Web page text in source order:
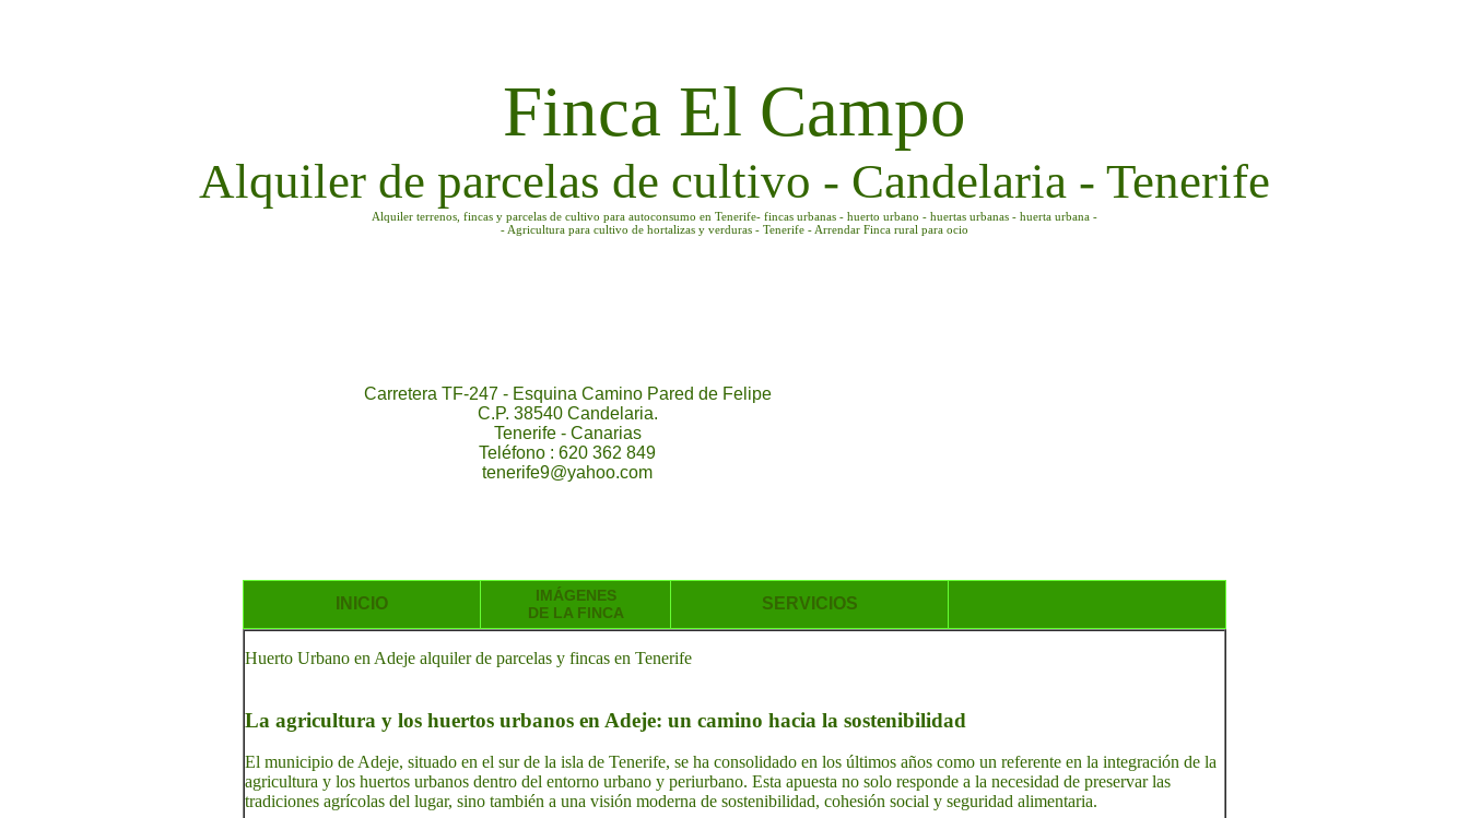
Finca El Campo
Alquiler de parcelas de cultivo - Candelaria - Tenerife
Alquiler terrenos, fincas y parcelas de cultivo para autoconsumo en Tenerife- fincas urbanas - huerto urbano - huertas urbanas - huerta urbana -
- Agricultura para cultivo de hortalizas y verduras - Tenerife - Arrendar Finca rural para ocio
Carretera TF-247 - Esquina Camino Pared de Felipe
C.P. 38540 Candelaria.
Tenerife - Canarias
Teléfono : 620 362 849
tenerife9@yahoo.com
INICIO
IMÁGENES
DE LA FINCA
SERVICIOS
Huerto Urbano en Adeje alquiler de parcelas y fincas en Tenerife
La agricultura y los huertos urbanos en Adeje: un camino hacia la sostenibilidad
El municipio de Adeje, situado en el sur de la isla de Tenerife, se ha consolidado en los últimos años como un referente en la integración de la
agricultura y los huertos urbanos dentro del entorno urbano y periurbano. Esta apuesta no solo responde a la necesidad de preservar las
tradiciones agrícolas del lugar, sino también a una visión moderna de sostenibilidad, cohesión social y seguridad alimentaria.